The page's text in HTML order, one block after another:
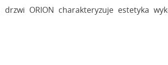
ORION charakteryzuje estetyka